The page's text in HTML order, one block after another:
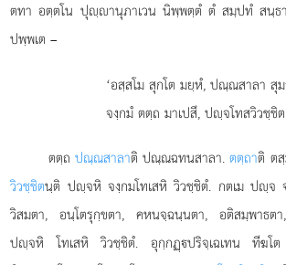
ตทา อตฺตโน ปุฺานุภาเวน นิพฺพตฺตํ ตํ สมฺปทํ สนฺธ
ปพฺพเต –
‘อสฺสโม สุกโต มยฺหํ, ปณฺณสาลา สุ
จงฺกมํ ตตฺถ มาเปสึ, ปฺจโทสวิวชฺชิ
ตตฺถปณฺณสาลาติ ปณฺณฉทนสาลา.ตตฺถาติ ต
วิวชฺชิตนฺติ ปฺจหิ จงฺกมโทเสหิ วิวชฺชิตํ. กตเม ปฺจ
วิสมตา, อนฺโตรุกฺขตา, คหนจฺฉนฺนตา, อติสมฺพาธต
ปฺจหิโทเสหิ วิวชฺชิตํ. อุกฺกฏฺปริจฺเฉเทน ทีฆโ